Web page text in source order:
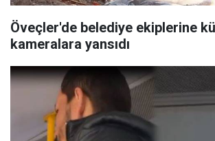
Öveçler'de belediye ekiplerine
kameralara yansıdı